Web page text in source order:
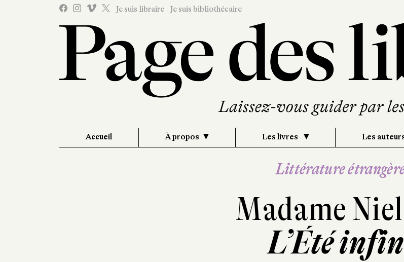
Je suis libraire Je suis bibliothécaire
Accueil À propos Les livres Les
Littérature
Madame
L’Été